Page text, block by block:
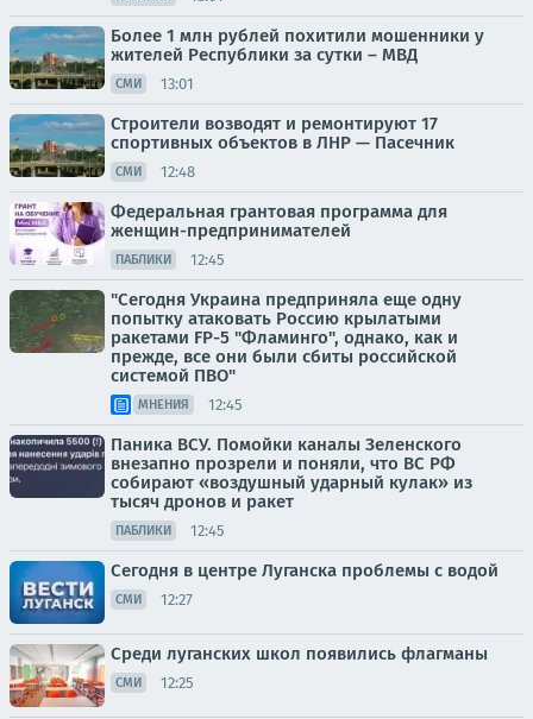
Более 1 млн рублей похитили мошенники у
жителей Республики за сутки – МВД
СМИ 13:01
Строители возводят и ремонтируют 17
спортивных объектов в ЛНР — Пасечник
СМИ 12:48
Федеральная грантовая программа для
женщин-предпринимателей
ПАБЛИКИ 12:45
"Сегодня Украина предприняла еще одну
попытку атаковать Россию крылатыми
ракетами FP-5 "Фламинго", однако, как и
прежде, все они были сбиты российской
системой ПВО"
МНЕНИЯ 12:45
Паника ВСУ. Помойки каналы Зеленского
внезапно прозрели и поняли, что ВС РФ
собирают «воздушный ударный кулак» из
тысяч дронов и ракет
ПАБЛИКИ 12:45
Сегодня в центре Луганска проблемы с водой
СМИ 12:27
Среди луганских школ появились флагманы
СМИ 12:25